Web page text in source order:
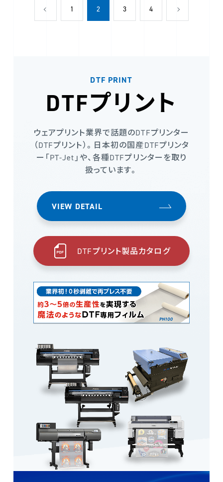
1 2 3 4
DTF PRINT
DTFプリント
ウェアプリント業界で話題のDTFプリンター
（DTFプリント）。日本初の国産DTFプリンタ
ー「PT-Jet」や、各種DTFプリンターを取り
扱っています。
VIEW DETAIL
DTFプリント製品カタログ